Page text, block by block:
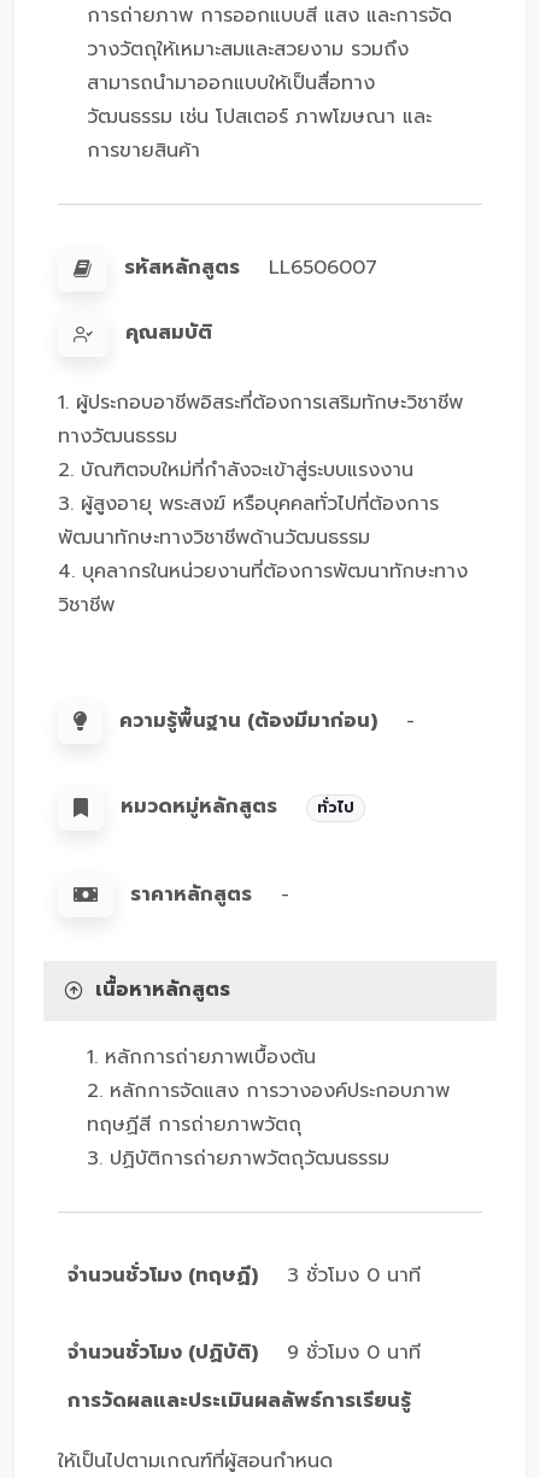
การถ่ายภาพ การออกแบบสี แสง และการจัด
วางวัตถุให้เหมาะสมและสวยงาม รวมถึง
สามารถนำมาออกแบบให้เป็นสื่อทาง
วัฒนธรรม เช่น โปสเตอร์ ภาพโฆษณา และ
การขายสินค้า
รหัสหลักสูตร LL6506007
คุณสมบัติ
1. ผู้ประกอบอาชีพอิสระที่ต้องการเสริมทักษะวิชาชีพ
ทางวัฒนธรรม
2. บัณฑิตจบใหม่ที่กำลังจะเข้าสู่ระบบแรงงาน
3. ผู้สูงอายุ พระสงฆ์ หรือบุคคลทั่วไปที่ต้องการ
พัฒนาทักษะทางวิชาชีพด้านวัฒนธรรม
4. บุคลากรในหน่วยงานที่ต้องการพัฒนาทักษะทาง
วิชาชีพ
ความรู้พื้นฐาน (ต้องมีมาก่อน) -
หมวดหมู่หลักสูตร ทั่วไป
ราคาหลักสูตร -
เนื้อหาหลักสูตร
1. หลักการถ่ายภาพเบื้องต้น
2. หลักการจัดแสง การวางองค์ประกอบภาพ
ทฤษฏีสี การถ่ายภาพวัตถุ
3. ปฏิบัติการถ่ายภาพวัตถุวัฒนธรรม
จำนวนชั่วโมง (ทฤษฏี) 3 ชั่วโมง 0 นาที
จำนวนชั่วโมง (ปฏิบัติ)
9 ชั่วโมง 0 นาที
การวัดผลและประเมินผลลัพธ์การเรียนรู้
ให้เป็นไปตามเกณฑ์ที่ผู้สอนกำหนด